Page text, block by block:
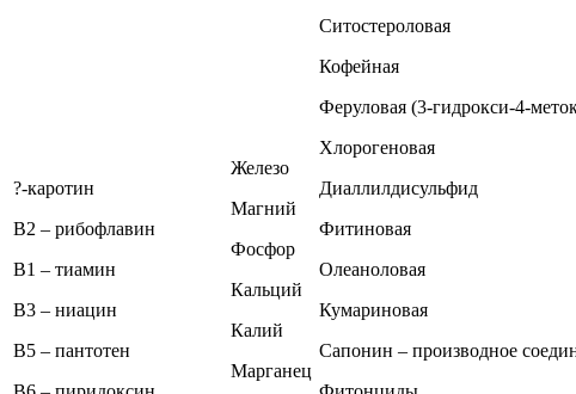
?-каротин
В2 – рибофлавин
В1 – тиамин
В3 – ниацин
В5 – пантотен
Железо
Магний
Фосфор
Кальций
Калий
Марганец
Ситостероловая
Кофейная
Феруловая (3-гидрокси-4-
Хлорогеновая
Диаллилдисульфид
Фитиновая
Олеаноловая
Кумариновая
Сапонин – производное